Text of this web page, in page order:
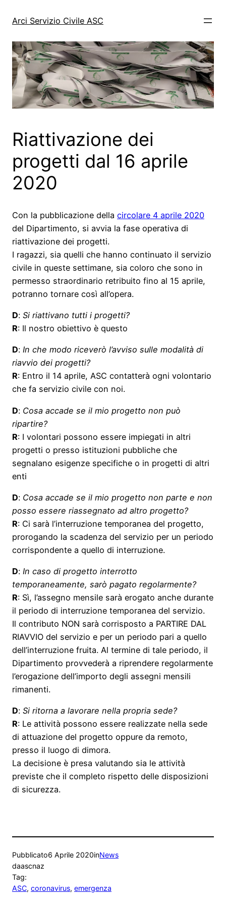
Arci Servizio Civile ASC
Riattivazione dei
progetti dal 16 aprile
2020
Con la pubblicazione della circolare 4 aprile 2020
del Dipartimento, si avvia la fase operativa di
riattivazione dei progetti.
I ragazzi, sia quelli che hanno continuato il servizio
civile in queste settimane, sia coloro che sono in
permesso straordinario retribuito fino al 15 aprile,
potranno tornare così all’opera.
D: Si riattivano tutti i progetti?
R: Il nostro obiettivo è questo
D: In che modo riceverò l’avviso sulle modalità di
riavvio dei progetti?
R: Entro il 14 aprile, ASC contatterà ogni volontario
che fa servizio civile con noi.
D: Cosa accade se il mio progetto non può
ripartire?
R: I volontari possono essere impiegati in altri
progetti o presso istituzioni pubbliche che
segnalano esigenze specifiche o in progetti di altri
enti
D: Cosa accade se il mio progetto non parte e non
posso essere riassegnato ad altro progetto?
R: Ci sarà l’interruzione temporanea del progetto,
prorogando la scadenza del servizio per un periodo
corrispondente a quello di interruzione.
D: In caso di progetto interrotto
temporaneamente, sarò pagato regolarmente?
R: Sì, l’assegno mensile sarà erogato anche durante
il periodo di interruzione temporanea del servizio.
Il contributo NON sarà corrisposto a PARTIRE DAL
RIAVVIO del servizio e per un periodo pari a quello
dell’interruzione fruita. Al termine di tale periodo, il
Dipartimento provvederà a riprendere regolarmente
l’erogazione dell’importo degli assegni mensili
rimanenti.
D: Si ritorna a lavorare nella propria sede?
R: Le attività possono essere realizzate nella sede
di attuazione del progetto oppure da remoto,
presso il luogo di dimora.
La decisione è presa valutando sia le attività
previste che il completo rispetto delle disposizioni
di sicurezza.
Pubblicato6 Aprile 2020inNews
daascnaz
Tag:
ASC, coronavirus, emergenza